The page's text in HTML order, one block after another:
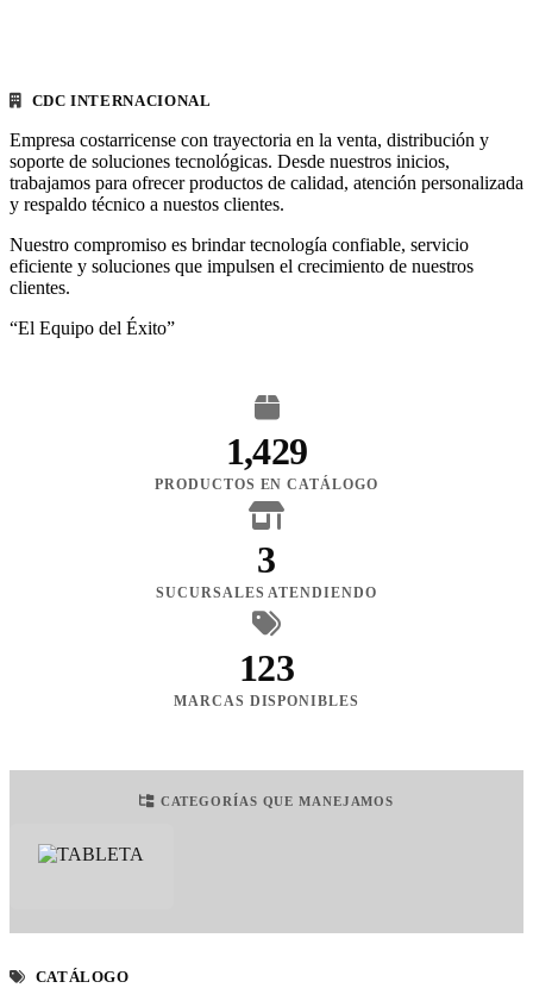
CDC INTERNACIONAL
Empresa costarricense con trayectoria en la venta, distribución y
soporte de soluciones tecnológicas. Desde nuestros inicios,
trabajamos para ofrecer productos de calidad, atención personalizada
y respaldo técnico a nuestos clientes.
Nuestro compromiso es brindar tecnología confiable, servicio
eficiente y soluciones que impulsen el crecimiento de nuestros
clientes.
“El Equipo del Éxito”
1,429
PRODUCTOS EN CATÁLOGO
3
SUCURSALES ATENDIENDO
123
MARCAS DISPONIBLES
CATEGORÍAS QUE MANEJAMOS
CATÁLOGO